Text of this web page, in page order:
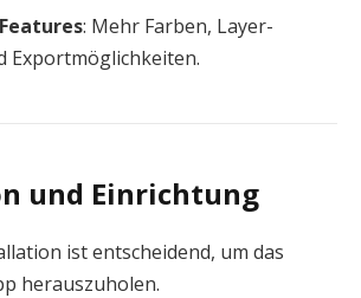
: Mehr Farben, Layer-
Exportmöglichkeiten.
und Einrichtung
ist entscheidend, um das
herauszuholen.